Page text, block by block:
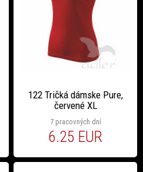
122 Tričká dámske Pure,
červené XL
7 pracovných dní
6.25 EUR